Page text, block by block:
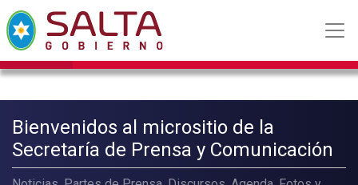
Bienvenidos al micrositio de la
Secretaría de Prensa y Comunicación